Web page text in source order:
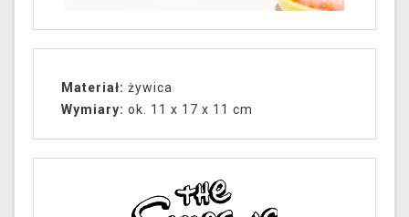
Materiał: żywica
Wymiary: ok. 11 x 17 x 11 cm